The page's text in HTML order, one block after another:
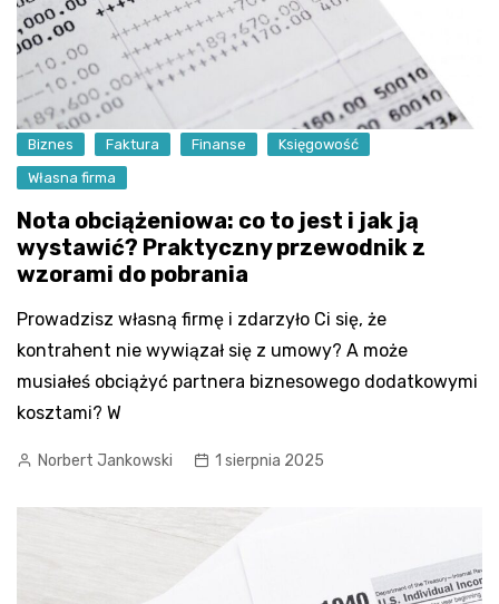
Biznes Faktura Finanse
Księgowość
Własna firma
Nota obciążeniowa: co to jest i jak ją
wystawić? Praktyczny przewodnik z
wzorami do pobrania
Prowadzisz własną firmę i zdarzyło Ci się, że
kontrahent nie wywiązał się z umowy? A może
musiałeś obciążyć partnera biznesowego dodatkowymi
kosztami? W
Norbert Jankowski 1 sierpnia 2025